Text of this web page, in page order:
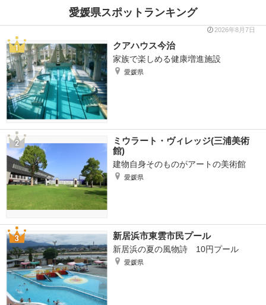
愛媛県スポットランキング
2026年8月7日
クアハウス今治
家族で楽しめる健康増進施設
愛媛県
ミウラート・ヴィレッジ(三浦美術
館)
建物自身そのものがアートの美術館
愛媛県
新居浜市東雲市民プール
新居浜の夏の風物詩 10円プール
愛媛県